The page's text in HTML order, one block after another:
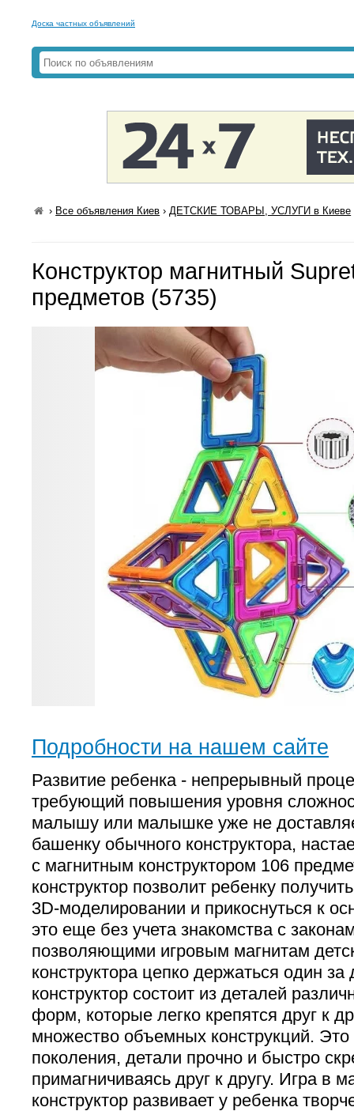
Доска частных объявлений
› Все объявления Киев ›ДЕТСКИЕ ТОВАРЫ, УСЛУГИ в Киеве
Конструктор магнитный
предметов (5735)
Подробности на нашем сайте
Развитие ребенка - непрерывный
требующий повышения уровня
малышу или малышке уже не
башенку обычного конструктора,
с магнитным конструктором 106
конструктор позволит ребенку
3D-моделировании и прикоснуться к
это еще без учета знакомства с
позволяющими игровым магнитам
конструктора цепко держаться один
конструктор состоит из деталей
форм, которые легко крепятся друг к
множество объемных конструкций. Это
поколения, детали прочно и быстро
примагничиваясь друг к другу. Игра в
конструктор развивает у ребенка